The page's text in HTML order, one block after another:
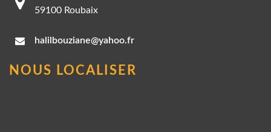
59100 Roubaix
halilbouziane@yahoo.fr
NOUS LOCALISER